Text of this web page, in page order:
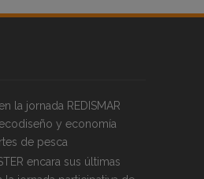
la jornada REDISMAR
y economía
de pesca
encara sus últimas